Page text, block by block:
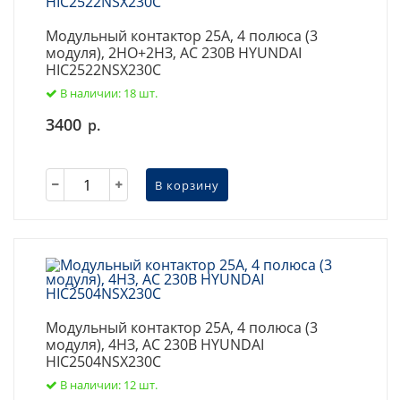
Модульный контактор 25А, 4 полюса (3
модуля), 2НО+2НЗ, AC 230В HYUNDAI
HIC2522NSX230C
В наличии: 18 шт.
3400 р.
В корзину
Модульный контактор 25А, 4 полюса (3
модуля), 4НЗ, AC 230В HYUNDAI
HIC2504NSX230C
В наличии: 12 шт.